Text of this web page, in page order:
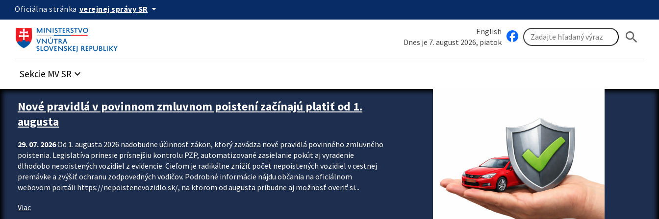
Preskocit na hlavný obsah
Oficiálna stránka verejnej správy SR arrow_drop_down
English
Dnes je 7. august 2026, piatok
search
Sekcie MV SR keyboard_arrow_down
Zastavit automatický posun upútavok
Nové pravidlá v povinnom zmluvnom poistení začínajú platiť od 1.
augusta
29. 07. 2026Od 1. augusta 2026 nadobudne účinnosť zákon, ktorý zavádza nové pravidlá povinného zmluvného
poistenia. Legislatíva prinesie prísnejšiu kontrolu PZP, automatizované zasielanie pokút aj vyradenie
dlhodobo nepoistených vozidiel z evidencie. Cieľom je radikálne znížiť počet nepoistených vozidiel v cestnej
premávke a zvýšiť ochranu zodpovedných vodičov. Podrobné informácie nájdu občania na oficiálnom
webovom portáli https://nepoistenevozidlo.sk/, na ktorom od augusta pribudne aj možnosť overiť si...
Viac